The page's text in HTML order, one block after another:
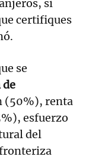
si
certifiques
se
(50%), renta
esfuerzo
del